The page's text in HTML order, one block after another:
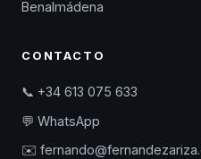
Benalmádena
CONTACTO
📞 +34 613 075 633
💬 WhatsApp
✉️